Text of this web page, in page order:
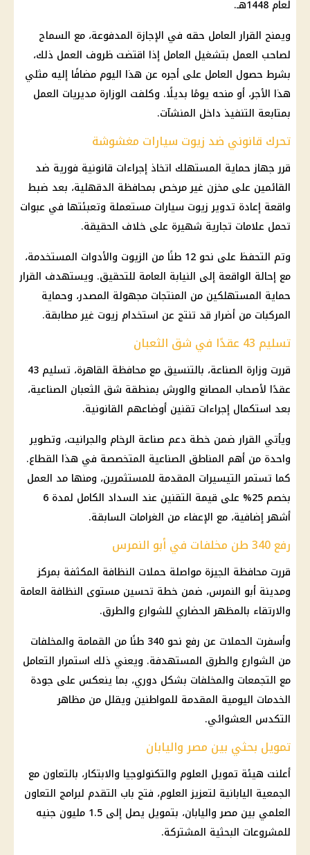
لعام 1448هـ.
ويمنح القرار العامل حقه في الإجازة المدفوعة، مع السماح
لصاحب العمل بتشغيل العامل إذا اقتضت ظروف العمل ذلك،
بشرط حصول العامل على أجره عن هذا اليوم مضافًا إليه مثلي
هذا الأجر، أو منحه يومًا بديلًا. وكلفت الوزارة مديريات العمل
بمتابعة التنفيذ داخل المنشآت.
تحرك قانوني ضد زيوت سيارات مغشوشة
قرر جهاز حماية المستهلك اتخاذ إجراءات قانونية فورية ضد
القائمين على مخزن غير مرخص بمحافظة الدقهلية، بعد ضبط
واقعة إعادة تدوير زيوت سيارات مستعملة وتعبئتها في عبوات
تحمل علامات تجارية شهيرة على خلاف الحقيقة.
وتم التحفظ على نحو 12 طنًا من الزيوت والأدوات المستخدمة،
مع إحالة الواقعة إلى النيابة العامة للتحقيق. ويستهدف القرار
حماية المستهلكين من المنتجات مجهولة المصدر، وحماية
المركبات من أضرار قد تنتج عن استخدام زيوت غير مطابقة.
تسليم 43 عقدًا في شق الثعبان
قررت وزارة الصناعة، بالتنسيق مع محافظة القاهرة
، تسليم 43
عقدًا لأصحاب المصانع والورش بمنطقة شق الثعبان الصناعية،
بعد استكمال إجراءات تقنين أوضاعهم القانونية.
ويأتي القرار ضمن خطة دعم صناعة الرخام والجرانيت، وتطوير
واحدة من أهم المناطق الصناعية المتخصصة في هذا القطاع.
كما تستمر التيسيرات المقدمة للمستثمرين، ومنها مد العمل
بخصم 25% على قيمة التقنين عند السداد الكامل لمدة 6
أشهر إضافية، مع الإعفاء من الغرامات السابقة.
رفع 340 طن مخلفات في أبو النمرس
قررت محافظة الجيزة مواصلة حملات النظافة المكثفة بمركز
ومدينة أبو النمرس، ضمن خطة تحسين مستوى النظافة العامة
والارتقاء بالمظهر الحضاري للشوارع والطرق.
وأسفرت الحملات عن رفع نحو 340 طنًا من القمامة والمخلفات
من الشوارع والطرق المستهدفة. ويعني ذلك استمرار التعامل
مع التجمعات والمخلفات بشكل دوري، بما ينعكس على جودة
الخدمات اليومية المقدمة للمواطنين ويقلل من مظاهر
التكدس العشوائي.
تمويل بحثي بين مصر واليابان
أعلنت هيئة تمويل العلوم والتكنولوجيا والابتكار، بالتعاون مع
الجمعية اليابانية لتعزيز العلوم، فتح باب التقدم لبرامج التعاون
العلمي بين مصر واليابان
، بتمويل يصل إلى 1.5 مليون جنيه
للمشروعات البحثية المشتركة.